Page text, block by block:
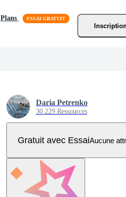
Plans
Daria Petrenko
30 229 Ressources
Gratuit avec EssaiAucune